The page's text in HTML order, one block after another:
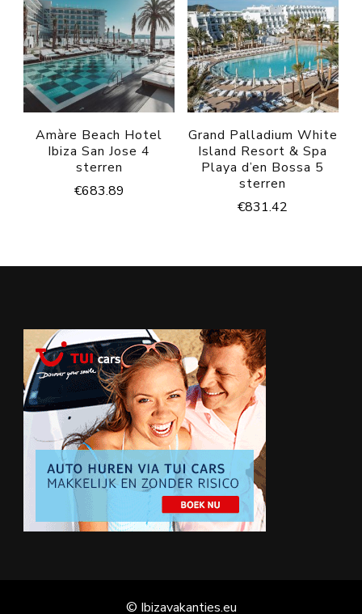
Amàre Beach Hotel
Ibiza San Jose 4
sterren
€683.89
Grand Palladium White
Island Resort & Spa
Playa d’en Bossa 5
sterren
€831.42
© Ibizavakanties.eu